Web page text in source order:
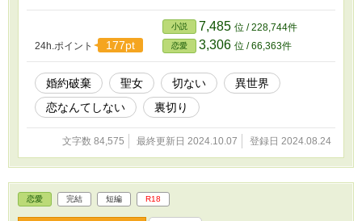
わたしはまた王子様に恋をする。
24h.ポイント 177pt
小説 7,485 位 / 228,744件
恋愛 3,306 位 / 66,363件
婚約破棄 聖女 切ない
異世界
恋なんてしない
裏切り
文字数 84,575 最終更新日 2024.10.07 登録日 2024.08.24
恋愛 完結 短編 R18